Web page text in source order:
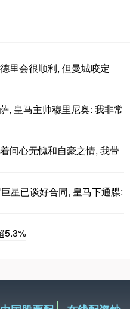
里会很顺利, 但曼城咬定
, 皇马主帅穆里尼奥: 我非常
问心无愧和自豪之情, 我带
星已谈好合同, 皇马下通牒:
5.3%